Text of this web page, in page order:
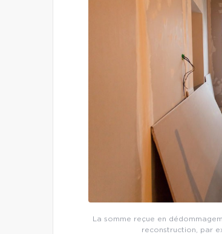
La somme reçue en
reconstruction, par